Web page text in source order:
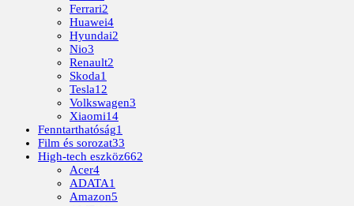
Ferrari2
Huawei4
Hyundai2
Nio3
Renault2
Skoda1
Tesla12
Volkswagen3
Xiaomi14
Fenntarthatóság1
Film és sorozat33
High-tech eszköz662
Acer4
ADATA1
Amazon5